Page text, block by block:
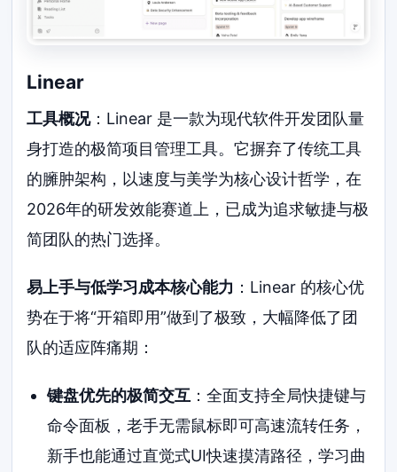
Linear
工具概况：Linear 是一款为现代软件开发团队量
身打造的极简项目管理工具。它摒弃了传统工具
的臃肿架构，以速度与美学为核心设计哲学，在
2026年的研发效能赛道上，已成为追求敏捷与极
简团队的热门选择。
易上手与低学习成本核心能力 ：Linear 的核心优
势在于将“开箱即用”做到了极致，大幅降低了团
队的适应阵痛期：
键盘优先的极简交互 ：全面支持全局快捷键与
命令面板，老手无需鼠标即可高速流转任务，
新手也能通过直觉式UI快速摸清路径，学习曲